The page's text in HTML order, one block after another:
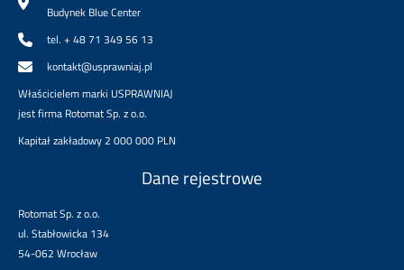
Budynek Blue Center
tel. + 48 71 349 56 13
kontakt@usprawniaj.pl
Właścicielem marki USPRAWNIAJ
jest firma Rotomat Sp. z o.o.
Kapitał zakładowy 2 000 000 PLN
Dane rejestrowe
Rotomat Sp. z o.o.
ul. Stabłowicka 134
54-062 Wrocław